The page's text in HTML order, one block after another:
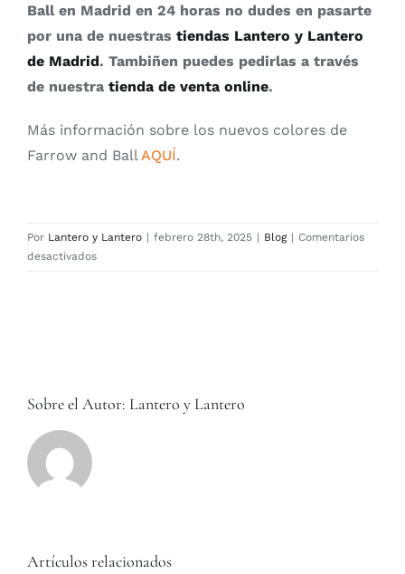
Ball en Madrid en 24 horas no dudes en pasarte
por una de nuestras tiendas Lantero y Lantero
de Madrid. Tambiñen puedes pedirlas a través
de nuestra tienda de venta online.
Más información sobre los nuevos colores de
Farrow and Ball AQUÍ.
Por Lantero y Lantero | febrero 28th, 2025 | Blog | Comentarios
desactivadosen
Sobre el Autor: Lantero y Lantero
Artículos relacionados